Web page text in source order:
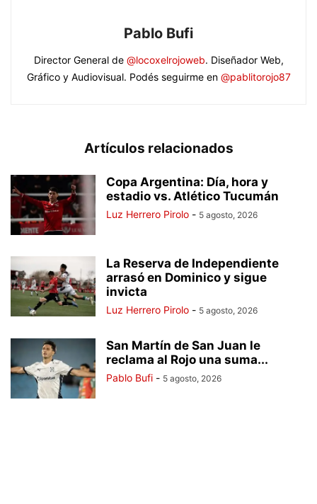
Pablo Bufi
Director General de @locoxelrojoweb. Diseñador Web,
Gráfico y Audiovisual. Podés seguirme en @pablitorojo87
Artículos relacionados
Copa Argentina: Día, hora y
estadio vs. Atlético Tucumán
Luz Herrero Pirolo - 5 agosto, 2026
La Reserva de Independiente
arrasó en Dominico y sigue
invicta
Luz Herrero Pirolo - 5 agosto, 2026
San Martín de San Juan le
reclama al Rojo una suma...
Pablo Bufi - 5 agosto, 2026